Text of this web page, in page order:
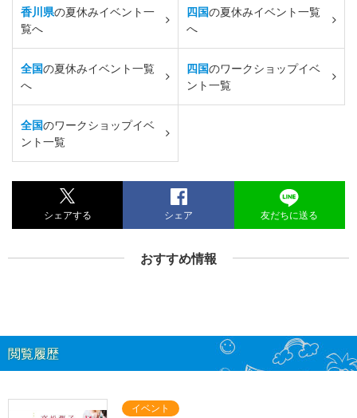
香川県の夏休みイベント一
覧へ
四国の夏休みイベント一覧
へ
全国の夏休みイベント一覧
へ
四国のワークショップイベ
ント一覧
全国のワークショップイベ
ント一覧
シェアする シェア 友だちに送る
おすすめ情報
閲覧履歴